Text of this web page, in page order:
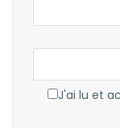
J'ai lu et